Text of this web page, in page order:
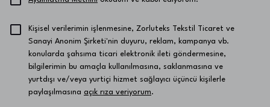
Kişisel verilerimin işlenmesine, Zorluteks Tekstil Ticaret ve
Sanayi Anonim Şirketi'nin duyuru, reklam, kampanya vb.
konularda şahsıma ticari elektronik ileti göndermesine,
bilgilerimin bu amaçla kullanılmasına, saklanmasına ve
yurtdışı ve/veya yurtiçi hizmet sağlayıcı üçüncü kişilerle
paylaşılmasına açık rıza veriyorum.